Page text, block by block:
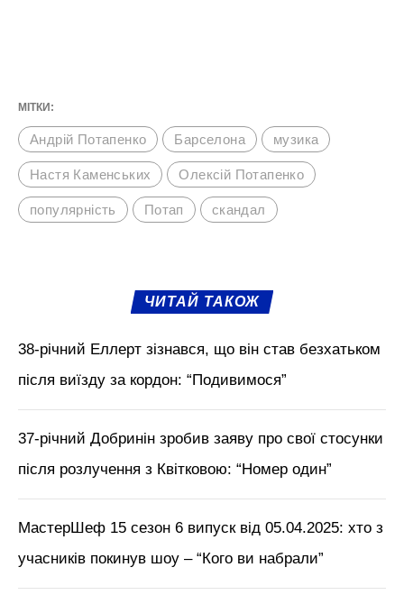
МІТКИ:
Андрій Потапенко Барселона музика
Настя Каменських Олексій Потапенко
популярність Потап скандал
ЧИТАЙ ТАКОЖ
38-річний Еллерт зізнався, що він став безхатьком
після виїзду за кордон: “Подивимося”
37-річний Добринін зробив заяву про свої стосунки
після розлучення з Квітковою: “Номер один”
МастерШеф 15 сезон 6 випуск від 05.04.2025: хто з
учасників покинув шоу – “Кого ви набрали”